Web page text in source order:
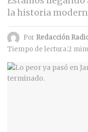
la historia
Por Redacción
Tiempo de lectura:2